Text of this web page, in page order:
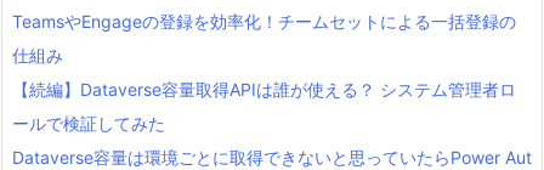
TeamsやEngageの登録を効率化！チームセットによる一括登録の
仕組み
【続編】Dataverse容量取得APIは誰が使える？ システム管理者ロ
ールで検証してみた
Dataverse容量は環境ごとに取得できないと思っていたらPower Aut